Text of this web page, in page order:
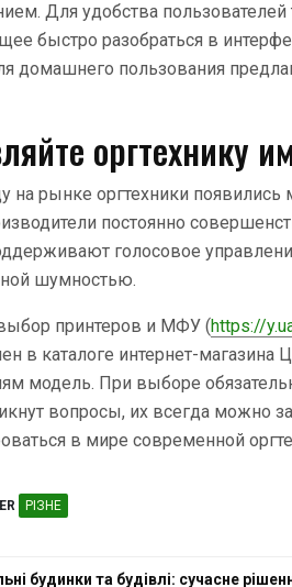
Для удобства
быстро разобраться в
домашнего пользования
оргтехнику
на рынке оргтехники
постоянно
голосовое
шумностью.
принтеров и МФУ (https://
в каталоге интернет-
модель. При выборе
вопросы, их всегда можно
в мире современной
РІЗНЕ
будинки та будівлі: сучасне